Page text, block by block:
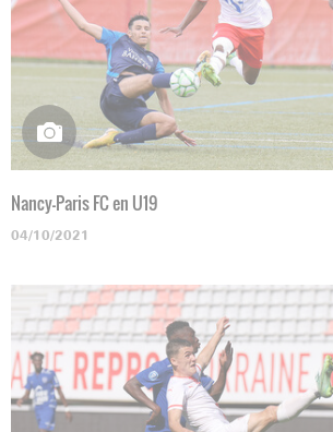
Nancy-Paris FC en U19
04/10/2021